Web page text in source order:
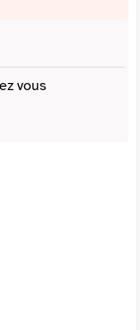
vous